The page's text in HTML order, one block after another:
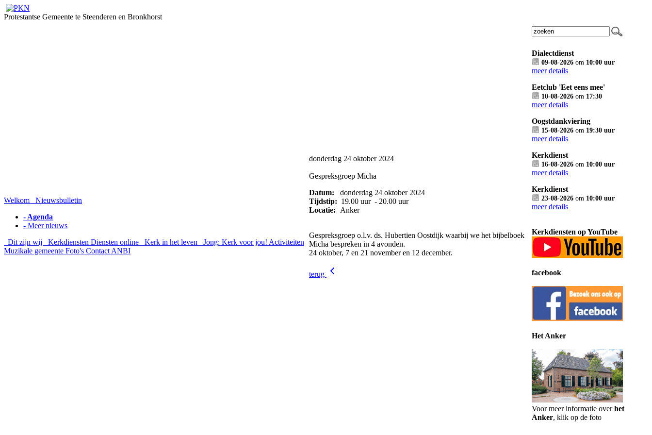
Protestantse Gemeente te Steenderen en Bronkhorst
Welkom
Nieuwsbulletin
- Agenda
- Meer nieuws
Dit zijn wij
Kerkdiensten Diensten online Kerk in het leven Jong: Kerk voor jou! Activiteiten
Muzikale gemeente Foto's Contact ANBI
donderdag 24 oktober 2024
Gespreksgroep Micha
Datum:
donderdag 24 oktober 2024
Tijdstip: 19.00 uur - 20.00 uur
Locatie:
Anker
Gespreksgroep o.l.v. ds. Hubertien Oostdijk waarbij we het bijbelboek
Micha bespreken in 4 avonden.
24 oktober, 7 en 21 november en 12 december.
terug
Dialectdienst
09-08-2026 om 10:00 uur
meer details
Eetclub 'Eet eens mee'
10-08-2026 om 17:30
meer details
Oogstdankviering
15-08-2026 om 19:30 uur
meer details
Kerkdienst
16-08-2026 om 10:00 uur
meer details
Kerkdienst
23-08-2026 om 10:00 uur
meer details
Kerkdiensten op YouTube
facebook
Het Anker
Voor meer informatie overhet
Anker, klik op de foto